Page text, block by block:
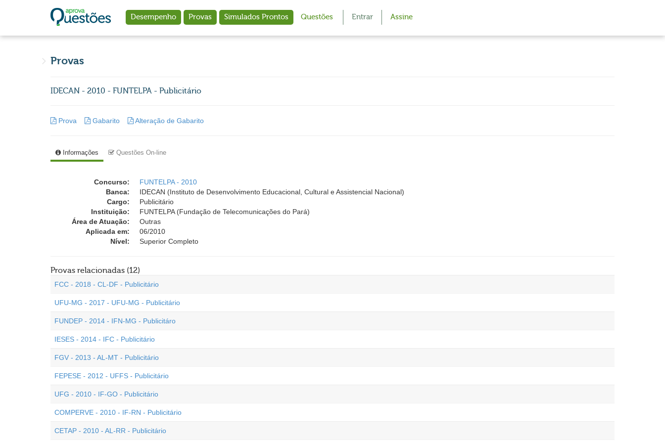
Desempenho Provas Simulados Prontos Questões Entrar Assine
Provas
IDECAN - 2010 - FUNTELPA - Publicitário
Prova Gabarito Alteração de Gabarito
Informações Questões On-line
Concurso:
FUNTELPA - 2010
Banca:
IDECAN (Instituto de Desenvolvimento Educacional, Cultural e Assistencial Nacional)
Cargo:
Publicitário
Instituição:
FUNTELPA (Fundação de Telecomunicações do Pará)
Área de Atuação:
Outras
Aplicada em:
06/2010
Nível:
Superior Completo
Provas relacionadas (12)
FCC - 2018 - CL-DF - Publicitário
UFU-MG - 2017 - UFU-MG - Publicitário
FUNDEP - 2014 - IFN-MG - Publicitáro
IESES - 2014 - IFC - Publicitário
FGV - 2013 - AL-MT - Publicitário
FEPESE - 2012 - UFFS - Publicitário
UFG - 2010 - IF-GO - Publicitário
COMPERVE - 2010 - IF-RN - Publicitário
CETAP - 2010 - AL-RR - Publicitário